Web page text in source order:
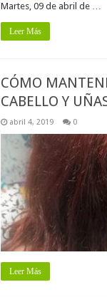
Martes, 09 de abril de …
Leer Más
CÓMO
CABELLO Y
abril 4, 2019 0
Leer Más